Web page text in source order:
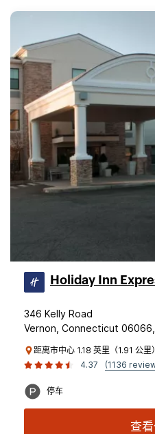
Holiday Inn
346 Kelly Road
Vernon, Connecticut 06066,
距离市中心 1.18 英里（1.91 公
4.37
(1136
停车
查